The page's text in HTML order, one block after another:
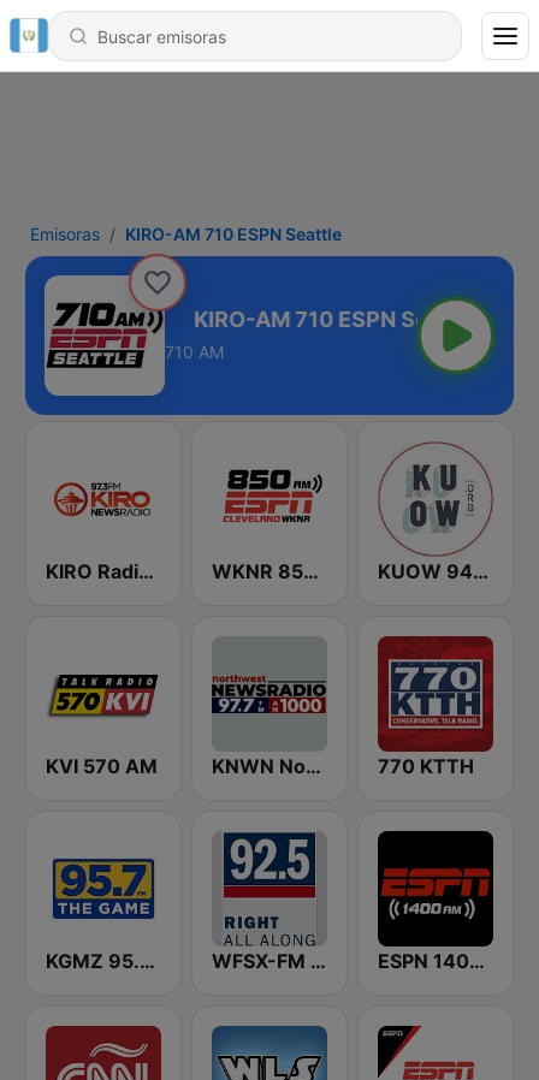
Emisoras KIRO-AM 710 ESPN Seattle
Seattle
710 AM
KIRO Radio 97.3 WKNR 850 ESPN Cleveland KUOW 94.9 FM
KVI 570 AM KNWN Northwest News Radio 770 KTTH
KGMZ 95.7 The Game FM (US Only) WFSX-FM 92.5 Right All Along (US Only) ESPN 1400 AM